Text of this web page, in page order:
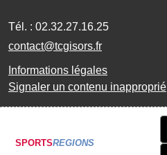
Tél. : 02.32.27.16.25
contact@tcgisors.fr
Informations légales
Signaler un contenu inapproprié
SPORTSREGIONS